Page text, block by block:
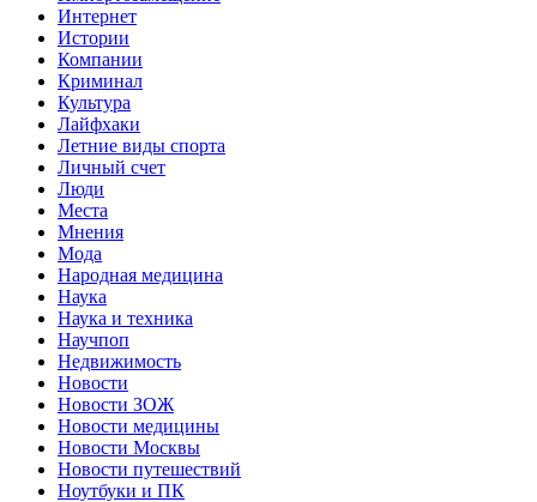
Интернет
Истории
Компании
Криминал
Культура
Лайфхаки
Летние виды спорта
Личный счет
Люди
Места
Мнения
Мода
Народная медицина
Наука
Наука и техника
Научпоп
Недвижимость
Новости
Новости ЗОЖ
Новости медицины
Новости Москвы
Новости путешествий
Ноутбуки и ПК